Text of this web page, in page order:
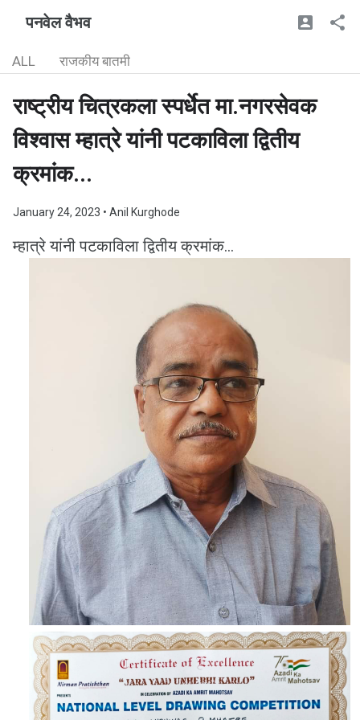
पनवेल वैभव
ALL राजकीय बातमी
राष्ट्रीय चित्रकला स्पर्धेत मा.नगरसेवक
विश्वास म्हात्रे यांनी पटकाविला द्वितीय
क्रमांक...
January 24, 2023 • Anil Kurghode
म्हात्रे यांनी पटकाविला द्वितीय क्रमांक...